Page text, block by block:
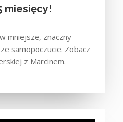
miesięcy!
mniejsze, znaczny
samopoczucie. Zobacz
z Marcinem.